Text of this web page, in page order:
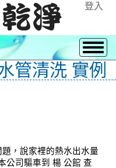
登入
管清洗 實例
，說家裡的熱水出水量
公司驅車到 楊 公館 查